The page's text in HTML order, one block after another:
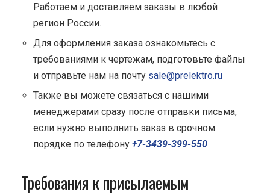
Работаем и доставляем заказы в любой
регион России.
Для оформления заказа ознакомьтесь с
требованиями к чертежам, подготовьте файлы
и отправьте нам на почту sale@prelektro.ru
Также вы можете связаться с нашими
менеджерами сразу после отправки письма,
если нужно выполнить заказ в срочном
порядке по телефону +7-3439-399-550
Требования к присылаемым